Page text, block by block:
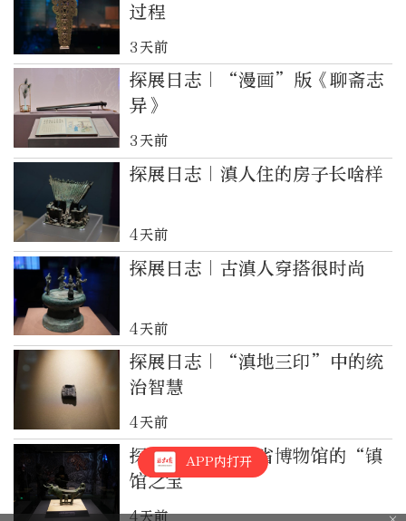
过程
3天前
探展日志｜“漫画”版《聊斋志
异》
3天前
探展日志｜滇人住的房子长啥样
4天前
探展日志｜古滇人穿搭很时尚
4天前
探展日志｜“滇地三印”中的统
治智慧
4天前
探展日志｜云南省博物馆的“镇
馆之宝”
4天前
APP内打开